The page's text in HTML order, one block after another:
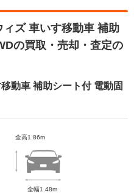
ズ 車いす移動車 補助
の買取・売却・査定の
動車 補助シート付 電動固
全高1.86m
全幅1.48m